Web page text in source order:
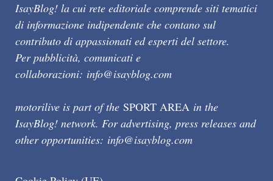
IsayBlog! la cui rete editoriale comprende siti tematici
di informazione indipendente che contano sul
contributo di appassionati ed esperti del settore.
Per pubblicità, comunicati e
collaborazioni: info@isayblog.com
motorilive is part of the SPORT AREA in the
IsayBlog! network. For advertising, press releases and
other opportunities: info@isayblog.com